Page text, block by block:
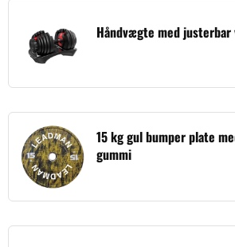
Håndvægte med
15 kg gul bumper plate
gummi